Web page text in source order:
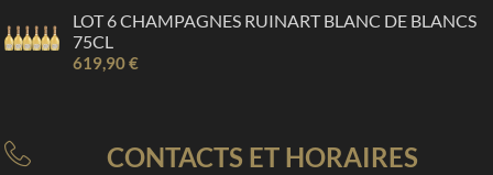
LOT 6 CHAMPAGNES RUINART BLANC DE BLANCS
75CL
619,90 €
CONTACTS ET HORAIRES